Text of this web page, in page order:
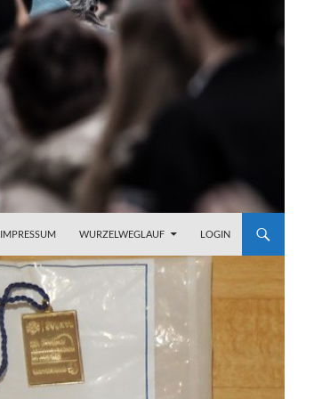
IMPRESSUM WURZELWEGLAUF LOGIN